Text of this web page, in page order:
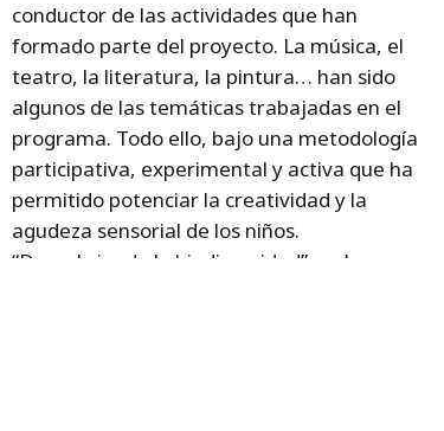
conductor de las actividades que han
formado parte del proyecto. La música, el
teatro, la literatura, la pintura… han sido
algunos de las temáticas trabajadas en el
programa. Todo ello, bajo una metodología
participativa, experimental y activa que ha
permitido potenciar la creatividad y la
agudeza sensorial de los niños.
“Descubriendo la biodiversidad”, es la